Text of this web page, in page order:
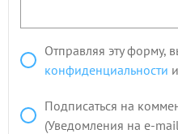
Отправляя эту форму,
конфиденциальности и
Подписаться на
(Уведомления на e-